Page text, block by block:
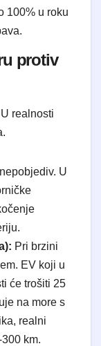
100% u roku
protiv
realnosti
U
Pri brzini
EV koji u
će trošiti 25
na more s
realni
km.